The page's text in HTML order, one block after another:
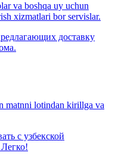
va boshqa uy uchun
xizmatlari bor servislar.
доставку
matnni lotindan kirillga va
с узбекской